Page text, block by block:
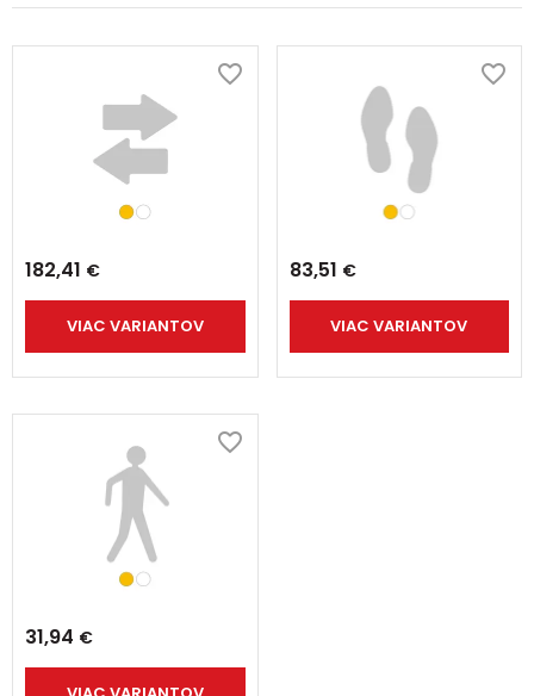
182,41 €
VIAC VARIANTOV
83,51 €
VIAC VARIANTOV
31,94 €